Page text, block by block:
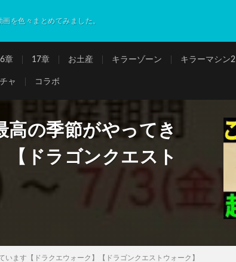
画を色々まとめてみました。
章 17章 お土産 キラーゾーン キラーマシン2
ャ コラボ
高の季節がやってき
ドラゴンクエスト
ます【ドラクエウォーク】【ドラゴンクエストウォーク】